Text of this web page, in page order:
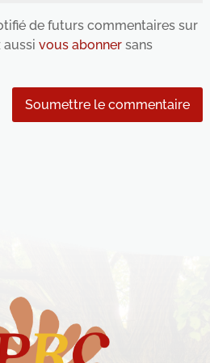
de futurs commentaires sur
aussi vous abonnersans
Soumettre le commentaire